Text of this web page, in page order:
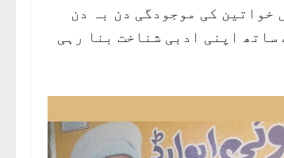
خواتین کی موجودگی دن بہ دن
اپنی ادبی شناخت بنا رہی